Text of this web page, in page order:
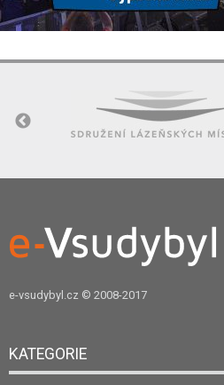
e-vsudybyl.cz © 2008-2017
KATEGORIE